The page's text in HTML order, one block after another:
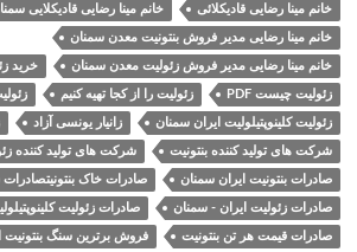
خانم مینا رضایی قادیکلائی خانم مینا رضایی قادیکلایی
خانم مینا رضایی مدیر فروش بنتونیت معدن سمنان
خانم مینا رضایی مدیر فروش زئولیت معدن سمنان خرید
زئولیت چیست PDF زئولیت را از کجا تهیه کنیم
زئولیت کلینوپتیلولیت ایران سمنان زانیار یونسی آزاد
شرکت های تولید کننده بنتونیت شرکت های تولید کننده
صادرات بنتونیت ایران سمنان صادرات خاک
صادرات زئولیت ایران - سمنان صادرات زئولیت
صادرات قیمت هر تن بنتونیت فروش برترین سنگ بنتونیت